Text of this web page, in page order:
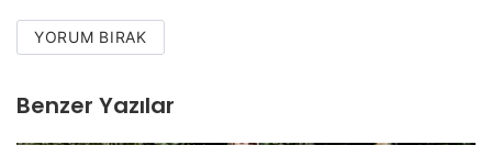
YORUM BIRAK
Benzer Yazılar